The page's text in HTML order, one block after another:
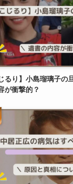
るり】小島瑠璃子の
が衝撃的？